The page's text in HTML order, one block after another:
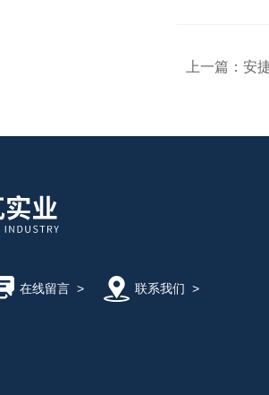
上一篇： 安
在线留言> 联系我们 >